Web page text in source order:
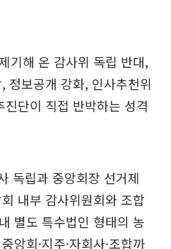
기해 온 감사위 독립 반대,
정보공개 강화, 인사추천위
단이 직접 반박하는 성격
독립과 중앙회장 선거제
내부 감사위원회와 조합
별도 특수법인 형태의 농
앙회·지주·자회사·조합까